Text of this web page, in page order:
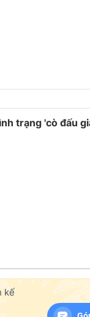
trạng 'cò đấu
kế